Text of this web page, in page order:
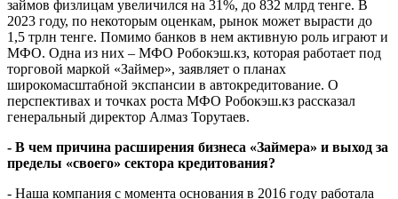
Продажи автомобилей в Казахстане обновляют исторические
рекорды, вместе с ними растет и рынок автокредитования. По
данным ПКБ, по итогам прошлого года объем выданных
займов физлицам увеличился на 31%, до 832 млрд тенге. В
2023 году, по некоторым оценкам, рынок может вырасти до
1,5 трлн тенге. Помимо банков в нем активную роль играют и
МФО. Одна из них – МФО Робокэш.кз, которая работает под
широкомасштабной экспансии в автокредитование. О
перспективах и точках роста МФО Робокэш.кз рассказал